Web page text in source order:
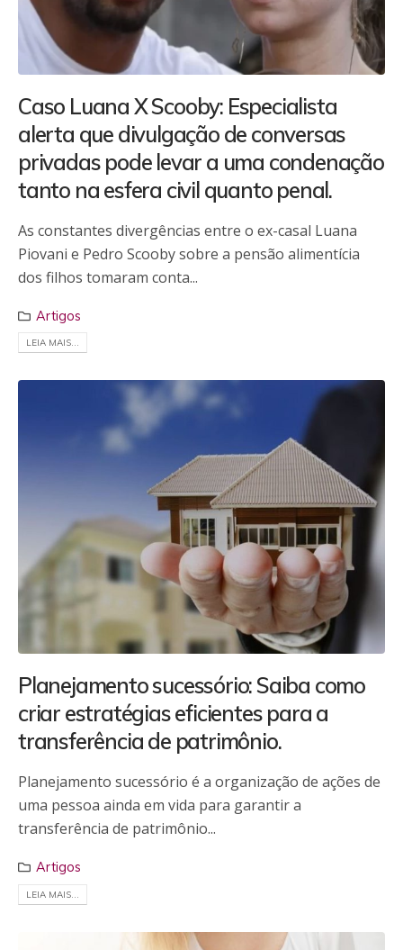
Caso Luana X Scooby: Especialista
alerta que divulgação de conversas
privadas pode levar a uma condenação
tanto na esfera civil quanto penal.
As constantes divergências entre o ex-casal Luana
Piovani e Pedro Scooby sobre a pensão alimentícia
dos filhos tomaram conta...
Artigos
LEIA MAIS...
Planejamento sucessório: Saiba como
criar estratégias eficientes para a
transferência de patrimônio.
Planejamento sucessório é a organização de ações de
uma pessoa ainda em vida para garantir a
transferência de patrimônio...
Artigos
LEIA MAIS...